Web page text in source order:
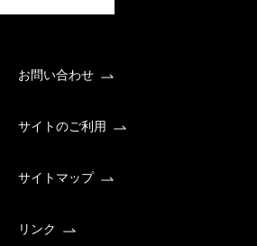
お問い合わせ
サイトのご利用
サイトマップ
リンク